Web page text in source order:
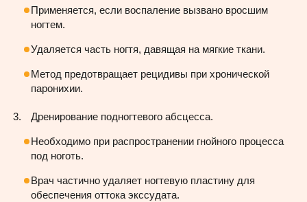
Применяется, если воспаление вызвано вросшим
ногтем.
Удаляется часть ногтя, давящая на мягкие ткани.
Метод предотвращает рецидивы при хронической
паронихии.
Дренирование подногтевого абсцесса.
Необходимо при распространении гнойного процесса
под ноготь.
Врач частично удаляет ногтевую пластину для
обеспечения оттока экссудата.